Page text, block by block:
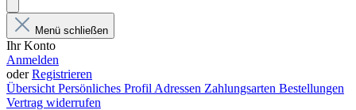
Menü schließen
Ihr Konto
Anmelden
oderRegistrieren
Übersicht Persönliches Profil Adressen Zahlungsarten Bestellungen
Vertrag widerrufen